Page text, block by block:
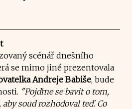
scénář dnešního
se mimo jiné prezentovala
Andreje Babiše, bude
"Pojďme se bavit o tom,
soud rozhodoval teď. Co